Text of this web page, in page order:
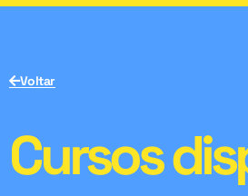
Voltar
Cursos